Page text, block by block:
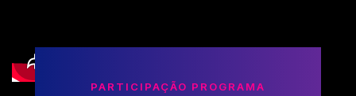
PARTICIPAÇÃO PROGRAMA